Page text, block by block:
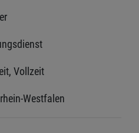
Vollzeit
Westfalen